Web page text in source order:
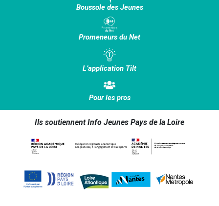
Boussole des Jeunes
Promeneurs du Net
L’application Tilt
Pour les pros
Ils soutiennent Info Jeunes Pays de la Loire